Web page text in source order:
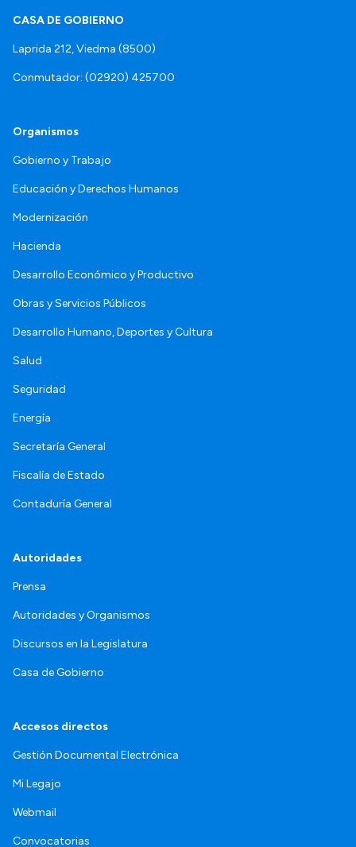
CASA DE GOBIERNO
Laprida 212, Viedma (8500)
Conmutador: (02920) 425700
Organismos
Gobierno y Trabajo
Educación y Derechos Humanos
Modernización
Hacienda
Desarrollo Económico y Productivo
Obras y Servicios Públicos
Desarrollo Humano, Deportes y Cultura
Salud
Seguridad
Energía
Secretaría General
Fiscalía de Estado
Contaduría General
Autoridades
Prensa
Autoridades y Organismos
Discursos en la Legislatura
Casa de Gobierno
Accesos directos
Gestión Documental Electrónica
Mi Legajo
Webmail
Convocatorias